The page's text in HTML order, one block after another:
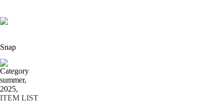
Snap
Category
summer,
2025,
ITEM LIST